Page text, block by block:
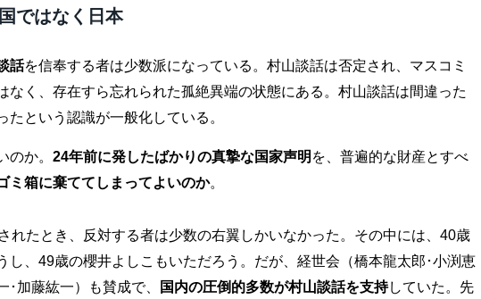
ではなく日本
話を信奉する者は少数派になっている。村山談話は否定され、マスコミ
なく、存在すら忘れられた孤絶異端の状態にある。村山談話は間違った
たという認識が一般化している。
のか。 24年前に発したばかりの真摯な国家声明 を、普遍的な財産とすべ
ミ箱に棄ててしまってよいのか。
れたとき、反対する者は少数の右翼しかいなかった。その中には、40歳
し、49歳の櫻井よしこもいただろう。だが、経世会（橋本龍太郎･小渕恵
･加藤紘一）も賛成で、
国内の圧倒的多数が村山談話を支持していた。先